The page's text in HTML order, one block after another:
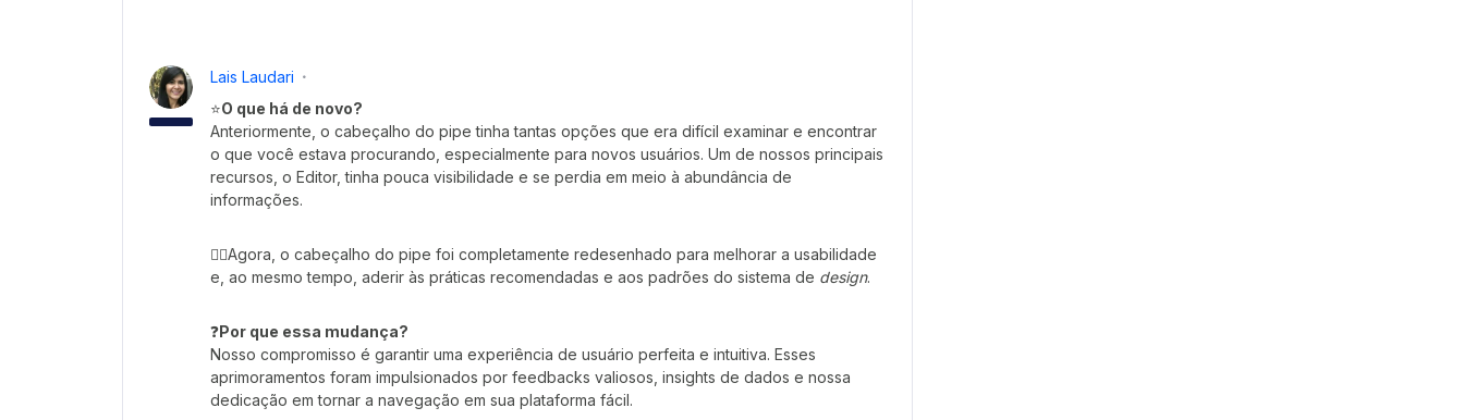
Lais Laudari
⭐O que há de novo?
Anteriormente, o cabeçalho do pipe tinha tantas opções que era difícil examinar e encontrar
o que você estava procurando, especialmente para novos usuários. Um de nossos principais
recursos, o Editor, tinha pouca visibilidade e se perdia em meio à abundância de
informações.
👉🏼Agora, o cabeçalho do pipe foi completamente redesenhado para melhorar a usabilidade
e, ao mesmo tempo, aderir às práticas recomendadas e aos padrões do sistema de design.
❓Por que essa mudança?
Nosso compromisso é garantir uma experiência de usuário perfeita e intuitiva. Esses
aprimoramentos foram impulsionados por feedbacks valiosos, insights de dados e nossa
dedicação em tornar a navegação em sua plataforma fácil.